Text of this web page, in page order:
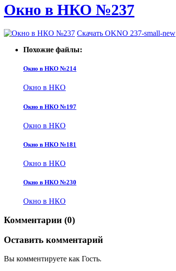
Окно в НКО №237
Скачать OKNO 237-small-new
Похожие файлы:
Окно в НКО №214
Окно в НКО
Окно в НКО №197
Окно в НКО
Окно в НКО №181
Окно в НКО
Окно в НКО №230
Окно в НКО
Комментарии (0)
Оставить комментарий
Вы комментируете как Гость.